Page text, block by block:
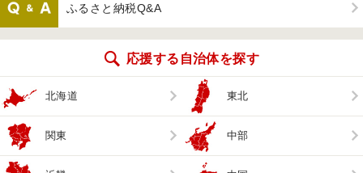
ふるさと納税Q&A
応援する自治体を探す
北海道 東北
関東 中部